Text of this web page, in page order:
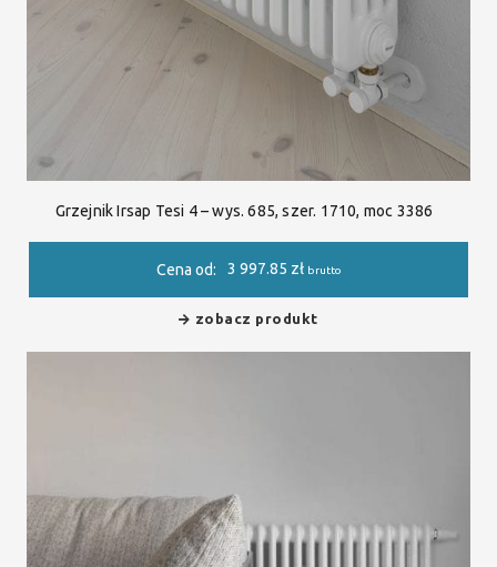
Grzejnik Irsap Tesi 4 – wys. 685, szer. 1710, moc 3386
Cena od: 3 997.85 zł brutto
zobacz produkt